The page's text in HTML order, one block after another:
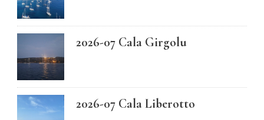
2026-07 Cala Girgolu
2026-07 Cala Liberotto